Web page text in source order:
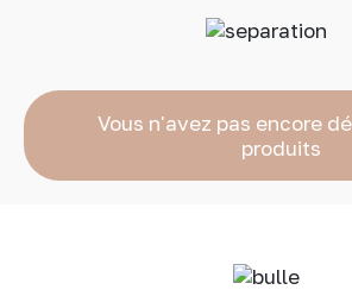
Vous n'avez pas encore
produits